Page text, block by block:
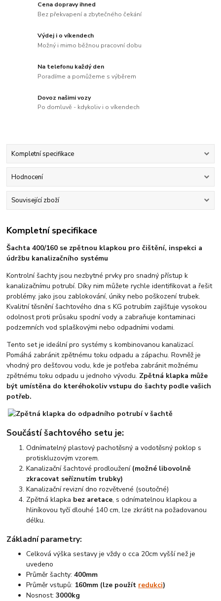
Cena dopravy ihned
Bez překvapení a zbytečného čekání
Výdej i o víkendech
Možný i mimo běžnou pracovní dobu
Na telefonu každý den
Poradíme a pomůžeme s výběrem
Dovoz našimi vozy
Po domluvě - kdykoliv i o víkendech
Kompletní specifikace
Hodnocení
Související zboží
Kompletní specifikace
Šachta 400/160 se zpětnou klapkou pro čištění, inspekci a
údržbu kanalizačního systému
Kontrolní šachty jsou nezbytné prvky pro snadný přístup k
kanalizačnímu potrubí. Díky nim můžete rychle identifikovat a řešit
problémy. jako jsou zablokování, úniky nebo poškození trubek.
Kvalitní těsnění šachtového dna s KG potrubím zajišťuje vysokou
odolnost proti průsaku spodní vody a zabraňuje kontaminaci
podzemních vod splaškovými nebo odpadními vodami.
Tento set je ideální pro systémy s kombinovanou kanalizací.
Pomáhá zabránit zpětnému toku odpadu a zápachu. Rovněž je
vhodný pro dešťovou vodu, kde je potřeba zabránit možnému
zpětnému toku odpadu u jednoho vývodu. Zpětná klapka může
být umístěna do kteréhokoliv vstupu do šachty podle vašich
potřeb.
Součástí šachtového setu je:
Odnímatelný plastový pachotěsný a vodotěsný poklop s
protiskluzovým vzorem.
Kanalizační šachtové prodloužení (možné libovolně
zkracovat seříznutím trubky)
Kanalizační revizní dno rozvětvené (soutočné)
Zpětná klapka bez aretace, s odnímatelnou klapkou a
hliníkovou tyčí dlouhé 140 cm, lze zkrátit na požadovanou
délku.
Základní parametry:
Celková výška sestavy je vždy o cca 20cm vyšší než je
uvedeno
Průměr šachty:400mm
Průměr vstupů: 160mm (lze použít redukci)
Nosnost:3000kg